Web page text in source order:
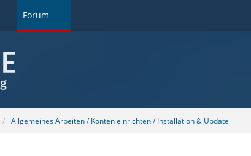
Forum
Allgemeines Arbeiten / Konten einrichten / Installation & Update